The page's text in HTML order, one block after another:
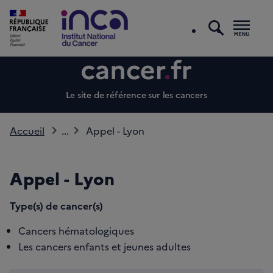
Le site de référence sur les cancers
Accueil ... Appel - Lyon
Appel - Lyon
Type(s) de cancer(s)
Cancers hématologiques
Les cancers enfants et jeunes adultes